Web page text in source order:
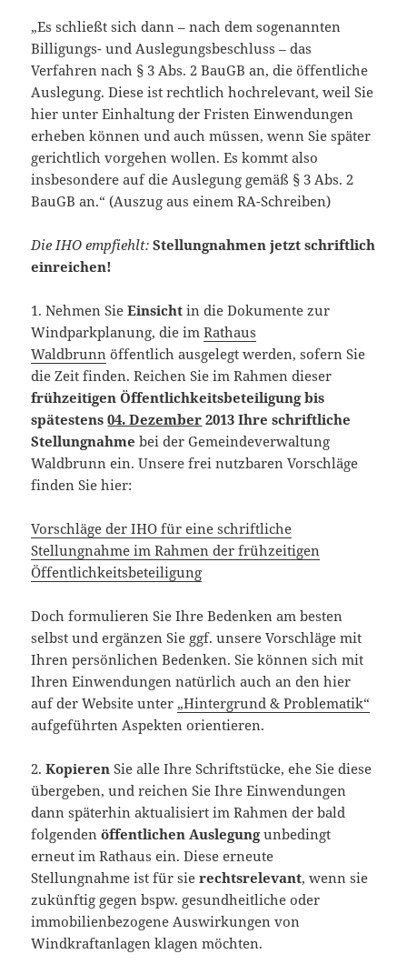
„Es schließt sich dann – nach dem sogenannten
Billigungs- und Auslegungsbeschluss – das
Verfahren nach § 3 Abs. 2 BauGB an, die öffentliche
Auslegung. Diese ist rechtlich hochrelevant, weil Sie
hier unter Einhaltung der Fristen Einwendungen
erheben können und auch müssen, wenn Sie später
gerichtlich vorgehen wollen. Es kommt also
insbesondere auf die Auslegung gemäß § 3 Abs. 2
BauGB an.“ (Auszug aus einem RA-Schreiben)
Die IHO empfiehlt:Stellungnahmen jetzt schriftlich
einreichen!
1. Nehmen SieEinsicht in die Dokumente zur
Windparkplanung, die imRathaus
Waldbrunn öffentlich ausgelegt werden, sofern Sie
die Zeit finden. Reichen Sie im Rahmen dieser
frühzeitigen Öffentlichkeitsbeteiligung bis
spätestens04. Dezember 2013 Ihre schriftliche
Stellungnahme bei der Gemeindeverwaltung
Waldbrunn ein. Unsere frei nutzbaren Vorschläge
finden Sie hier:
Vorschläge der IHO für eine schriftliche
Stellungnahme im Rahmen der frühzeitigen
Öffentlichkeitsbeteiligung
Doch formulieren Sie Ihre Bedenken am besten
selbst und ergänzen Sie ggf. unsere Vorschläge mit
Ihren persönlichen Bedenken. Sie können sich mit
Ihren Einwendungen natürlich auch an den hier
auf der Website unter „Hintergrund & Problematik“
aufgeführten Aspekten orientieren.
2. Kopieren Sie alle Ihre Schriftstücke, ehe Sie diese
übergeben, und reichen Sie Ihre Einwendungen
dann späterhin aktualisiert im Rahmen der bald
folgendenöffentlichen Auslegungunbedingt
erneut im Rathaus ein. Diese erneute
Stellungnahme ist für sierechtsrelevant, wenn sie
zukünftig gegen bspw. gesundheitliche oder
immobilienbezogene Auswirkungen von
Windkraftanlagen klagen möchten.